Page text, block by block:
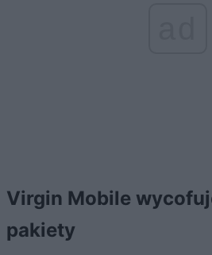
Virgin Mobile
pakiety